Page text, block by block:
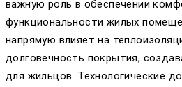
важную роль в обеспечении
функциональности жилых
напрямую влияет на
долговечность покрытия,
для жильцов. Технологические